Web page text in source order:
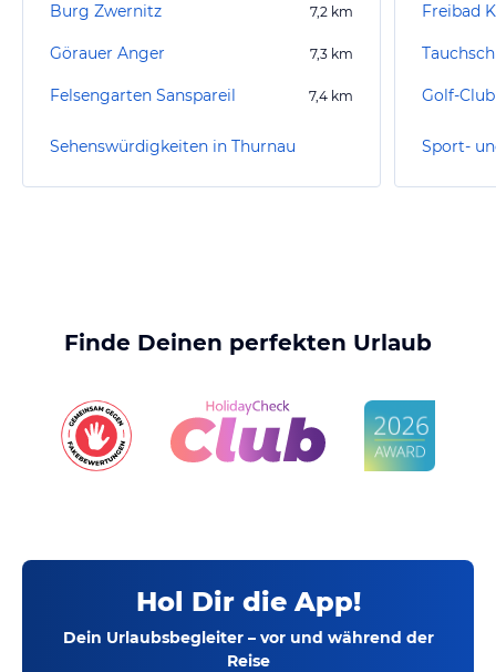
Burg Zwernitz 7,2 km
Görauer Anger 7,3 km
Felsengarten Sanspareil 7,4 km
Sehenswürdigkeiten in Thurnau
Freibad
Golf-
Finde Deinen perfekten Urlaub
Hol Dir die App!
Dein Urlaubsbegleiter – vor und während der
Reise